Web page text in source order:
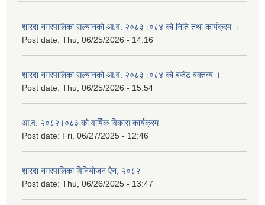
शारदा नगरपालिका सल्यानको आ.व. २०८३।०८४ को निति तथा कार्यक्रम ।
Post date: Thu, 06/25/2026 - 14:16
शारदा नगरपालिका सल्यानको आ.व. २०८३।०८४ को बजेट बक्तव्य ।
Post date: Thu, 06/25/2026 - 15:54
आ.व. २०८२।०८३ को वार्षिक विकास कार्यक्रम
Post date: Fri, 06/27/2025 - 12:46
शारदा नगरपालिका विनियोजन ऐन, २०८२
Post date: Thu, 06/26/2025 - 13:47